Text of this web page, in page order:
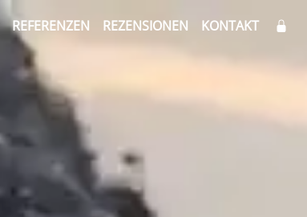
REFERENZEN REZENSIONEN KONTAKT